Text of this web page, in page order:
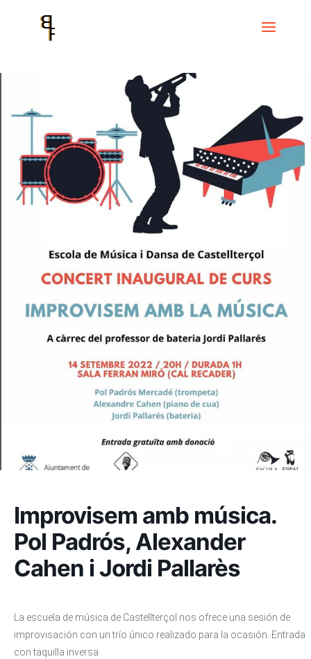
Improvisem
amb música. Pol Padrós, Alexander Cahen i Jordi Pallarès
Improvisem amb música.
Pol Padrós, Alexander
Cahen i Jordi Pallarès
La escuela de música de Castellterçol nos ofrece una sesión de
improvisación con un trío único realizado para la ocasión. Entrada
con taquilla inversa